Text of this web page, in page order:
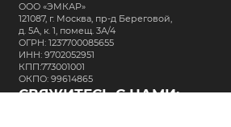
ООО «ЭМКАР»
121087, г. Москва, пр-д Береговой,
д. 5А, к. 1, помещ. 3А/4
ОГРН: 1237700085655
ИНН: 9702052951
КПП:773001001
ОКПО: 99614865
СВЯЖИТЕСЬ С НАМИ: